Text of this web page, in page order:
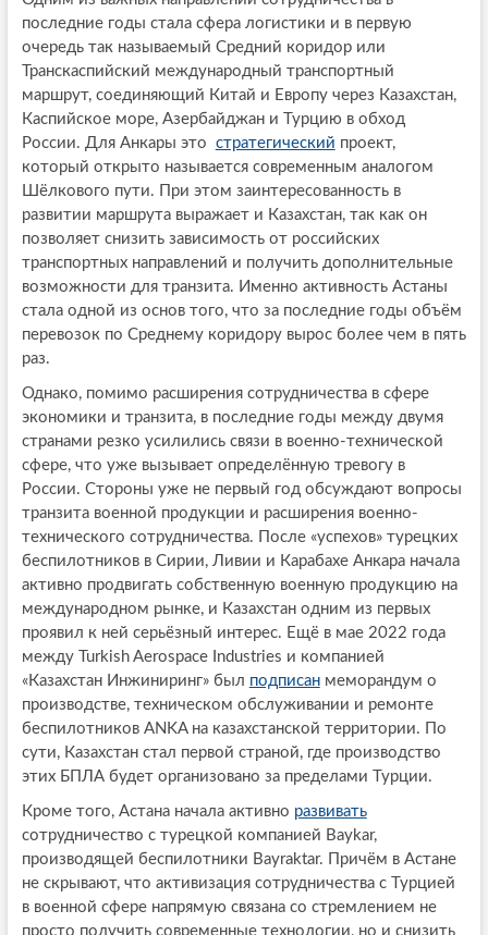
последние годы стала сфера логистики и в первую
очередь так называемый Средний коридор или
Транскаспийский международный транспортный
маршрут, соединяющий Китай и Европу через Казахстан,
Каспийское море, Азербайджан и Турцию в обход
России. Для Анкары это стратегический проект,
который открыто называется современным аналогом
Шёлкового пути. При этом заинтересованность в
развитии маршрута выражает и Казахстан, так как он
позволяет снизить зависимость от российских
транспортных направлений и получить дополнительные
возможности для транзита. Именно активность Астаны
стала одной из основ того, что за последние годы объём
перевозок по Среднему коридору вырос более чем в пять
раз.
Однако, помимо расширения сотрудничества в сфере
экономики и транзита, в последние годы между двумя
странами резко усилились связи в военно-технической
сфере, что уже вызывает определённую тревогу в
России. Стороны уже не первый год обсуждают вопросы
транзита военной продукции и расширения военно-
технического сотрудничества. После «успехов» турецких
беспилотников в Сирии, Ливии и Карабахе Анкара начала
активно продвигать собственную военную продукцию на
международном рынке, и Казахстан одним из первых
проявил к ней серьёзный интерес. Ещё в мае 2022 года
между Turkish Aerospace Industries и компанией
«Казахстан Инжиниринг» был подписанмеморандум о
производстве, техническом обслуживании и ремонте
беспилотников ANKA на казахстанской территории. По
сути, Казахстан стал первой страной, где производство
этих БПЛА будет организовано за пределами Турции.
Кроме того, Астана начала активно развивать
сотрудничество с турецкой компанией Baykar,
производящей беспилотники Bayraktar. Причём в Астане
не скрывают, что активизация сотрудничества с Турцией
в военной сфере напрямую связана со стремлением не
просто получить современные технологии, но и снизить